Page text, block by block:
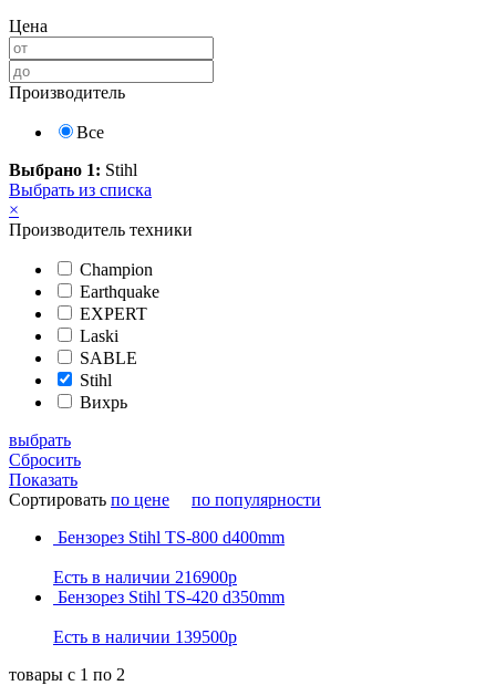
Цена
Производитель
Все
Выбрано 1: Stihl
Выбрать из списка
×
Производитель техники
Champion
Earthquake
EXPERT
Laski
SABLE
Stihl
Вихрь
выбрать
Сбросить
Показать
Сортировать по цене
по популярности
Бензорез Stihl TS-800 d400mm
Есть в наличии 216900р
Бензорез Stihl TS-420 d350mm
Есть в наличии 139500р
товары с 1 по 2